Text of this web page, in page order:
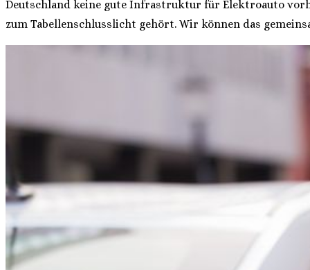
Deutschland keine gute Infrastruktur für Elektroauto
zum Tabellenschlusslicht gehört. Wir können das